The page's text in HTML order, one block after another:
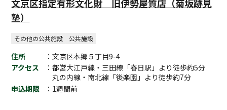
文京区指定有形文化財 旧伊勢屋質店（菊坂跡見
塾）
その他の公共施設 公共施設
住所
：文京区本郷５丁目9-4
アクセス
：都営大江戸線・三田線「春日駅」より徒歩約5分
丸の内線・南北線「後楽園」より徒歩約7分
申込期限
：1週間前